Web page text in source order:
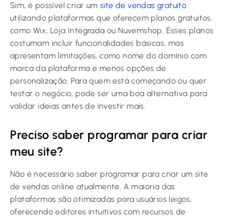
Sim, é possível criar um site de vendas gratuito
utilizando plataformas que oferecem planos gratuitos,
como Wix, Loja Integrada ou Nuvemshop. Esses planos
costumam incluir funcionalidades básicas, mas
apresentam limitações, como nome do domínio com
marca da plataforma e menos opções de
personalização. Para quem está começando ou quer
testar o negócio, pode ser uma boa alternativa para
validar ideias antes de investir mais.
Preciso saber programar para criar
meu site?
Não é necessário saber programar para criar um site
de vendas online atualmente. A maioria das
plataformas são otimizadas para usuários leigos,
oferecendo editores intuitivos com recursos de